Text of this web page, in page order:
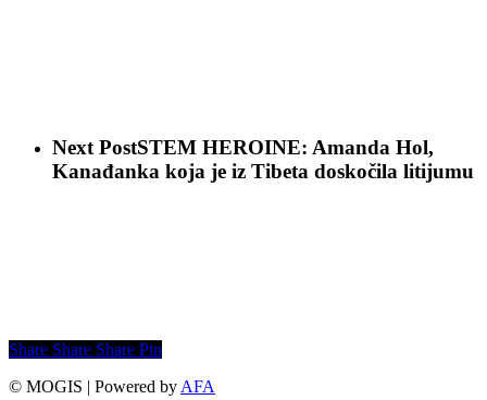
Next PostSTEM HEROINE: Amanda Hol,
Kanađanka koja je iz Tibeta doskočila litijumu
Share
Share Share Share Pin
© MOGIS | Powered by AFA